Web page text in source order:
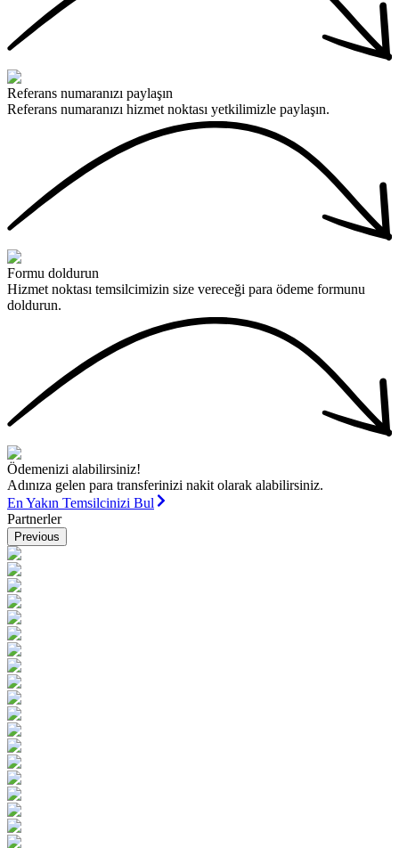
Referans numaranızı paylaşın
Referans numaranızı hizmet noktası yetkilimizle paylaşın.
Formu doldurun
Hizmet noktası temsilcimizin size vereceği para ödeme formunu
doldurun.
Ödemenizi alabilirsiniz!
Adınıza gelen para transferinizi nakit olarak alabilirsiniz.
En Yakın Temsilcinizi Bul
Partnerler
Previous